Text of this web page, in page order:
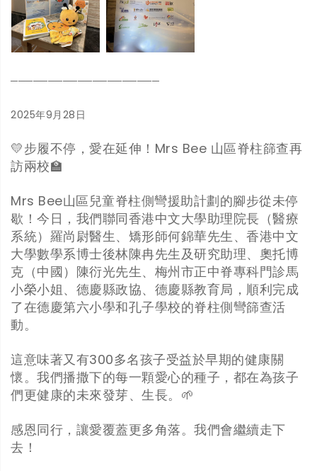
────────────────────
2025年9月28日
💛步履不停，愛在延伸！Mrs Bee 山區脊柱篩查再
訪兩校🏫
Mrs Bee山區兒童脊柱側彎援助計劃的腳步從未停
歇！今日，我們聯同香港中文大學助理院長（醫療
系統）羅尚尉醫生、矯形師何錦華先生、香港中文
大學數學系博士後林陳冉先生及研究助理、奧托博
克（中國）陳衍光先生、梅州市正中脊專科門診馬
小榮小姐、德慶縣政協、德慶縣教育局，順利完成
了在德慶第六小學和孔子學校的脊柱側彎篩查活
動。
這意味著又有300多名孩子受益於早期的健康關
懷。我們播撒下的每一顆愛心的種子，都在為孩子
們更健康的未來發芽、生長。🌱
感恩同行，讓愛覆蓋更多角落。我們會繼續走下
去！